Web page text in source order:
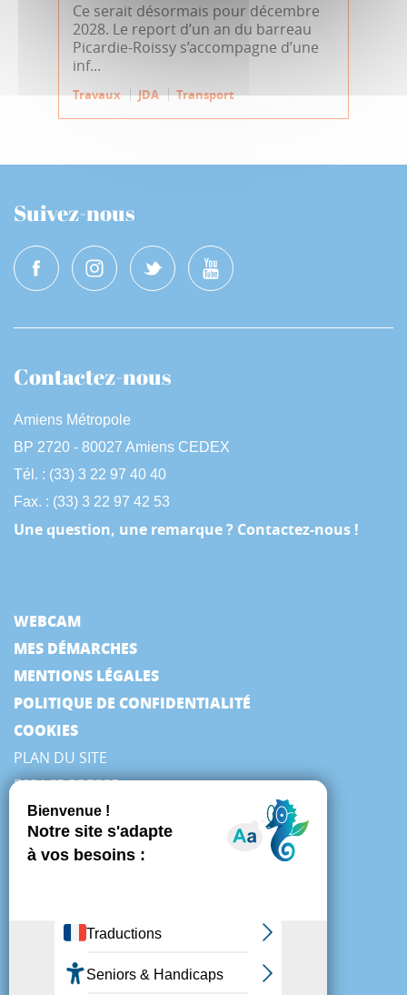
Ce serait désormais pour décembre
2028. Le report d’un an du barreau
Picardie-Roissy s’accompagne d’une
inf...
Travaux JDA Transport
Suivez-nous
Contactez-nous
Amiens Métropole
BP 2720 - 80027 Amiens CEDEX
Tél. : (33) 3 22 97 40 40
Fax. : (33) 3 22 97 42 53
Une question, une remarque ? Contactez-nous !
WEBCAM
MES DÉMARCHES
MENTIONS LÉGALES
POLITIQUE DE CONFIDENTIALITÉ
COOKIES
PLAN DU SITE
ESPACE PRESSE